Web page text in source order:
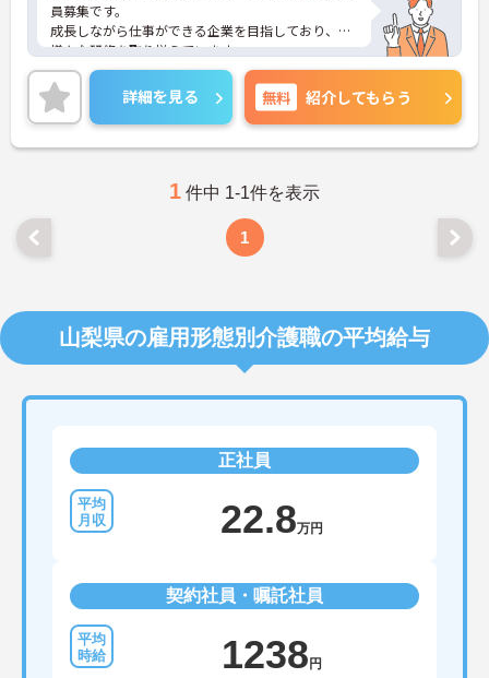
員募集です。
成長しながら仕事ができる企業を目指しており、
様々な研修を取り揃えています。
ご興味のある方には、面接対策ポイントなど、さら
に詳細をお話しいたしますので、お気軽にご相談く
ださい。
詳細を見る 無料 紹介してもらう
1 件中 1-1件を表示
1
山梨県の雇用形態別介護職の平均給与
正社員
22.8万円
契約社員・嘱託社員
1238 円